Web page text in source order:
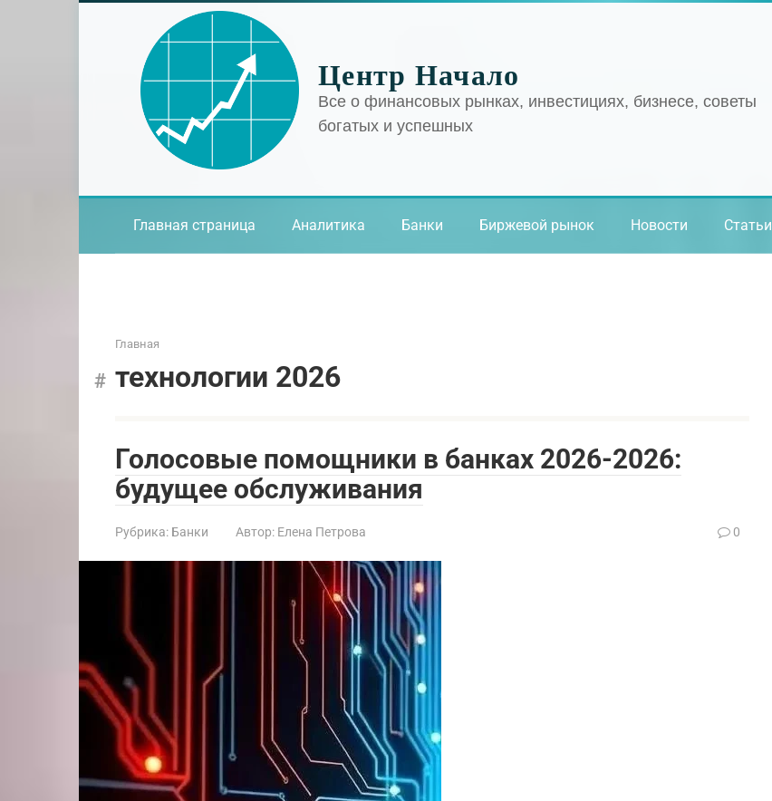
Центр Начало
Все о финансовых рынках, инвестициях, бизнесе, советы
богатых и успешных
Главная страница Аналитика Банки Биржевой рынок Новости Статьи
Главная
технологии 2026
Голосовые помощники в банках 2026-2026:
будущее обслуживания
Рубрика: Банки Автор: Елена Петрова 0